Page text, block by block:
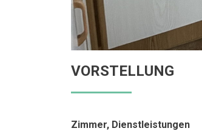
VORSTELLUNG
Zimmer, Dienstleistungen